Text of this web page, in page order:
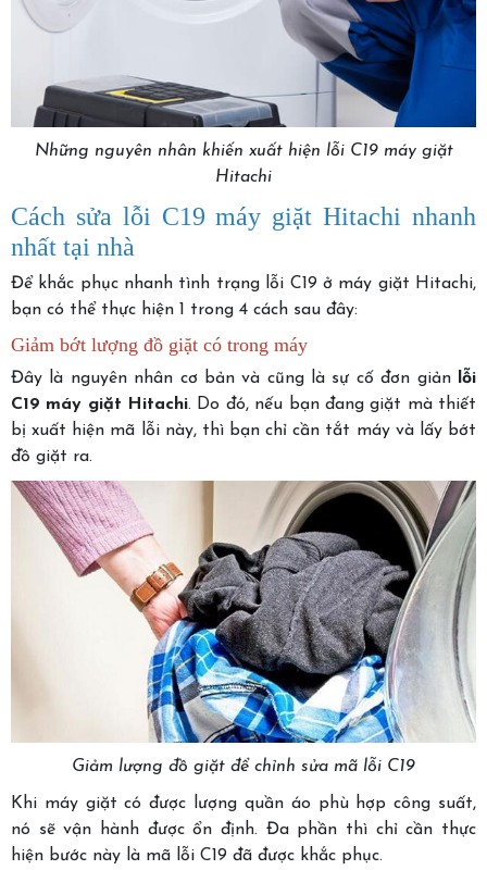
Những nguyên nhân khiến xuất hiện lỗi C19 máy giặt
Hitachi
Cách sửa lỗi C19 máy giặt Hitachi nhanh
nhất tại nhà
Để khắc phục nhanh tình trạng lỗi C19 ở máy giặt Hitachi,
bạn có thể thực hiện 1 trong 4 cách sau đây:
Giảm bớt lượng đồ giặt có trong máy
Đây là nguyên nhân cơ bản và cũng là sự cố đơn giản
lỗi
C19 máy giặt Hitachi. Do đó, nếu bạn đang giặt mà thiết
bị xuất hiện mã lỗi này, thì bạn chỉ cần tắt máy và lấy bớt
đồ giặt ra.
Giảm lượng đồ giặt để chỉnh sửa mã lỗi C19
Khi máy giặt có được lượng quần áo phù hợp công suất,
nó sẽ vận hành được ổn định. Đa phần thì chỉ cần thực
hiện bước này là mã lỗi C19 đã được khắc phục.